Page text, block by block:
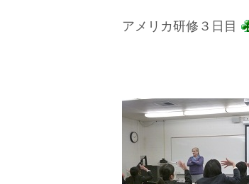
アメリカ研修３日目